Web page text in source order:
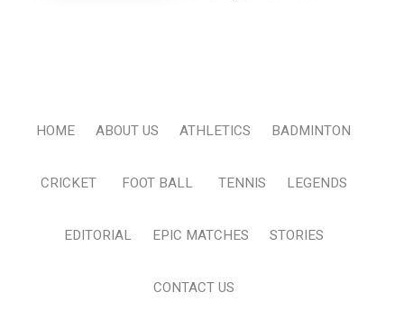
HOME ABOUT US ATHLETICS BADMINTON
CRICKET FOOT BALL TENNIS LEGENDS
EDITORIAL EPIC MATCHES STORIES
CONTACT US